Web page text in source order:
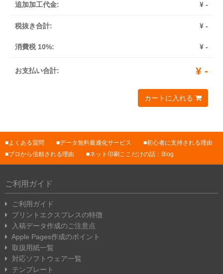
追加加工代金: ¥ -
税抜き合計: ¥ -
消費税 10%: ¥ -
お支払い合計: ¥ -
カートに入れる
よくある質問 データ無料最適化サービス
初心者に支持される理由
プロから信頼される理由
ネット印刷ここだけの話：Blog
ご利用ガイド
ご利用ガイド
プリントエクスプレスの特徴
入稿データ作成のご注意点
Apple Pages作成のポイント
取扱用紙一覧
対応ソフトウェア一覧
テンプレート